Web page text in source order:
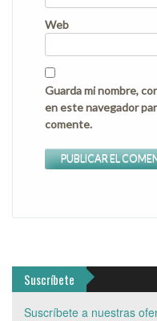
Web
Guarda mi nombre,
en este navegador
comente.
Suscríbete
Suscríbete a nuestras